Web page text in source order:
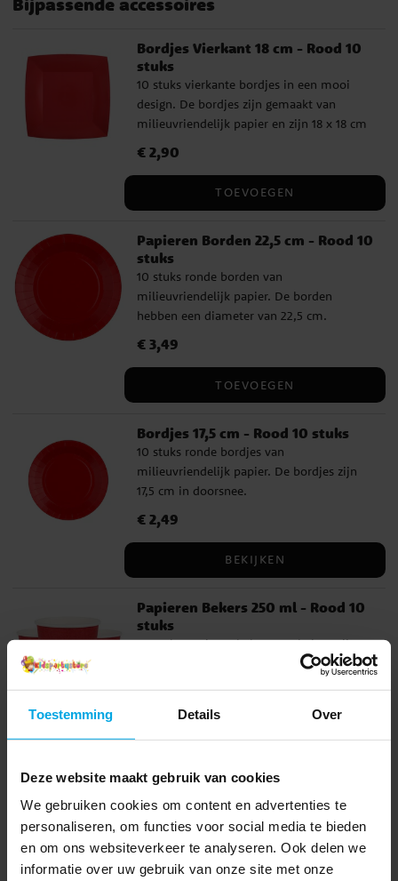
Toestemming Details Over
Deze website maakt gebruik van cookies
We gebruiken cookies om content en advertenties te
personaliseren, om functies voor social media te bieden
en om ons websiteverkeer te analyseren. Ook delen we
informatie over uw gebruik van onze site met onze
Bordjes Vierkant 18 cm - Rood 10
stuks
10 stuks vierkante bordjes in een mooi
design. De bordjes zijn gemaakt van
milieuvriendelijk papier en zijn 18 x 18 cm
Prijs:€ 2,90
€ 2,90
TOEVOEGEN
Papieren Borden 22,5 cm - Rood 10
stuks
10 stuks ronde borden van
milieuvriendelijk papier. De borden
hebben een diameter van 22,5 cm.
Prijs:€ 3,49
€ 3,49
TOEVOEGEN
Bordjes 17,5 cm - Rood 10 stuks
10 stuks ronde bordjes van
milieuvriendelijk papier. De bordjes zijn
17,5 cm in doorsnee.
Prijs:€ 2,49
€ 2,49
BEKIJKEN
Papieren Bekers 250 ml - Rood 10
stuks
10 stuks papieren bekers. De bekers zijn
gemaakt van milieuvriendelijk papier en
€ 2,49
Servetten - Rood 25 stuks
25 stuks servetten gemaakt van
hebben 2 lagen en zijn uitgevouwen 33 x
33 cm.